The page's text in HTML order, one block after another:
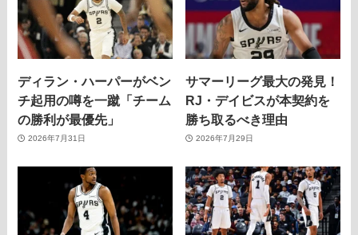
ディラン・ハーパーがベン
チ起用の噂を一蹴「チーム
の勝利が最優先」
2026年7月31日
サマーリーグ最大の発見！
RJ・デイビスが本契約を
勝ち取るべき理由
2026年7月29日